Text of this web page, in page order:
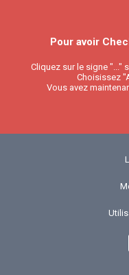
Pour avoir
Cliquez sur le signe "..."
Choisissez
Vous avez